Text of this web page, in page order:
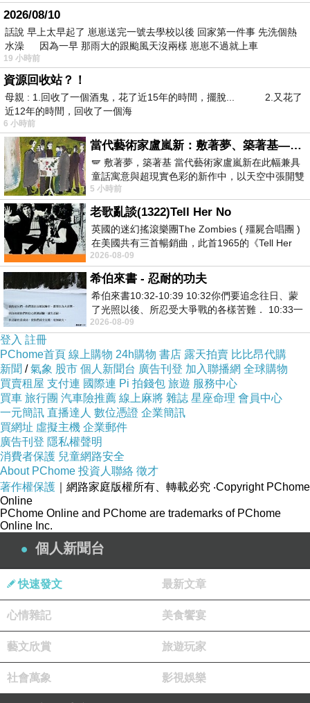
上一篇：玫友263
下一篇： 玫友265
謝第一推荐紅樓黃槿花
版主回應
不客氣
2025-02-12 21:41:07
2026/08/10
話說 早上太早起了 崽崽送完一號去學校以後 回家第一件事 先洗個熱
水澡 因為一早 那雨大的跟颱風天沒兩樣 崽崽不過就上車
19 小時前
資源回收站？！
母親 : 1.回收了一個酒鬼，花了近15年的時間，擺脫... 2.又花了
近12年的時間，回收了一個海
6 小時前
當代藝術家盧嵐新：敷著夢、築著基——讓筆觸成為存在過的證據，將相遇的溫度熔鑄成新的模樣
🪽 敷著夢，築著基 當代藝術家盧嵐新在此幅兼具
童話寓意與超現實色彩的新作中，以天空中張開雙
翼的神聖形象與地面上聚集的人群對話，
5 小時前
老歌亂談(1322)Tell Her No
英國的迷幻搖滾樂團The Zombies ( 殭屍合唱團 )
在美國共有三首暢銷曲，此首1965的《Tell Her
No》即為其中之一，在告示牌百大單曲
2026-08-09
希伯來書 - 忍耐的功夫
希伯來書10:32-10:39 10:32你們要追念往日、蒙
了光照以後、所忍受大爭戰的各樣苦難． 10:33一
面被毀謗、遭患難、成了戲景、叫眾人
2026-08-09
登入 註冊
PChome首頁 線上購物 24h購物 書店 露天拍賣 比比昂代購
新聞 /氣象 股市 個人新聞台 廣告刊登 加入聯播網 全球購物
買賣租屋 支付連 國際連 Pi 拍錢包 旅遊 服務中心
買車 旅行團 汽車險推薦 線上麻將 雜誌 星座命理 會員中心
一元簡訊 直播達人 數位憑證 企業簡訊
買網址 虛擬主機 企業郵件
廣告刊登 隱私權聲明
消費者保護 兒童網路安全
About PChome 投資人聯絡 徵才
著作權保護 ｜網路家庭版權所有、轉載必究 ‧Copyright PChome
Online
PChome Online and PChome are trademarks of PChome
Online Inc.
個人新聞台
快速發文 最新文章
心情雜記 美食饗宴
藝文欣賞 旅遊玩家
社會萬象 影視娛樂